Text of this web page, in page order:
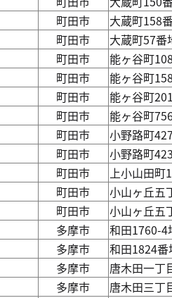
町田市
大蔵町158
町田市
大蔵町57番
町田市
能ヶ谷町
町田市
能ヶ谷町
町田市
能ヶ谷町
町田市
能ヶ谷町
町田市
小野路町
町田市
小野路町
町田市
上小山田町
町田市
小山ヶ丘五
町田市
小山ヶ丘五
多摩市
和田1760-4
多摩市
和田1824番
多摩市
唐木田一丁
多摩市
唐木田三丁